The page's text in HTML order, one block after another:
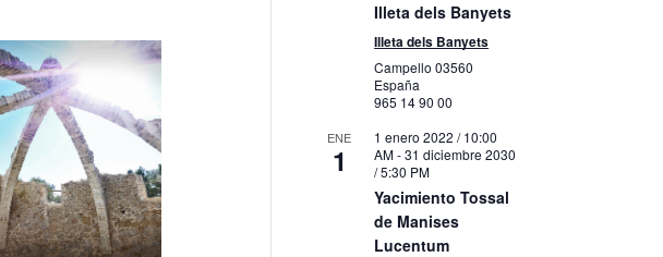
Illeta dels Banyets
Illeta dels Banyets
Campello03560
España
965 14 90 00
ENE
1
1 enero 2022 / 10:00
AM-31 diciembre 2030
/ 5:30 PM
Yacimiento Tossal
de Manises
Lucentum